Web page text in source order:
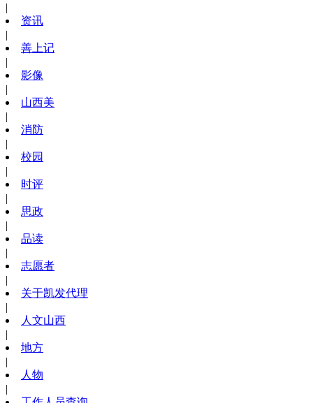
|
资讯
|
善上记
|
影像
|
山西美
|
消防
|
校园
|
时评
|
思政
|
品读
|
志愿者
|
关于凯发代理
|
人文山西
|
地方
|
人物
|